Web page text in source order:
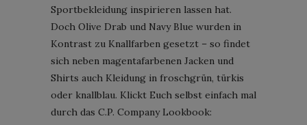
Sportbekleidung inspirieren lassen hat.
Doch Olive Drab und Navy Blue wurden in
Kontrast zu Knallfarben gesetzt – so findet
sich neben magentafarbenen Jacken und
Shirts auch Kleidung in froschgrün, türkis
oder knallblau. Klickt Euch selbst einfach mal
durch das C.P. Company Lookbook: